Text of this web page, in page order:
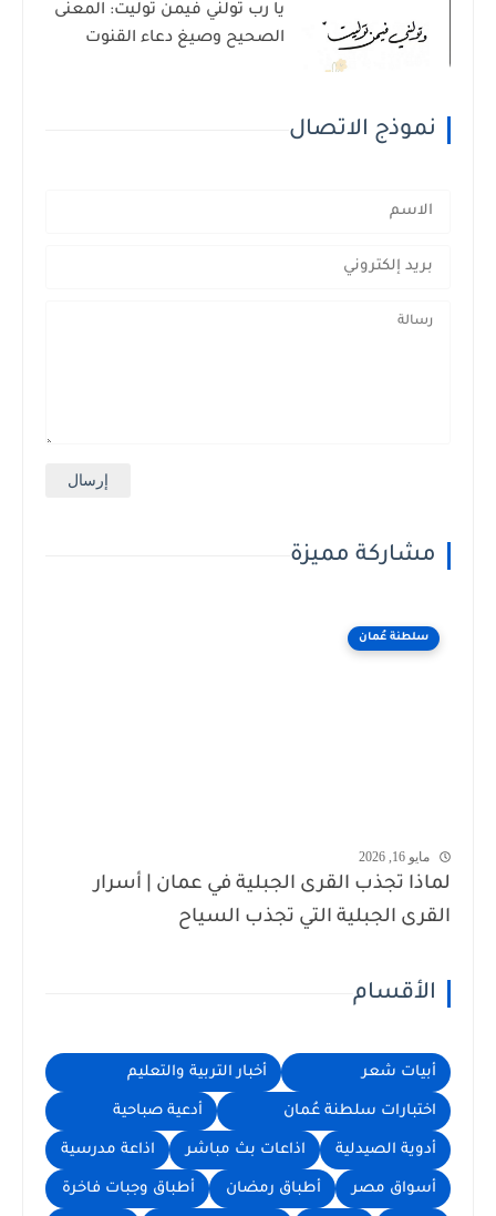
يا رب تولَّني فيمن تولَّيت: المعنى
الصحيح وصيغ دعاء القنوت
نموذج الاتصال
مشاركة مميزة
سلطنة عُمان
مايو 16, 2026
لماذا تجذب القرى الجبلية في عمان | أسرار
القرى الجبلية التي تجذب السياح
الأقسام
أبيات شعر أخبار التربية والتعليم
اختبارات سلطنة عُمان أدعية صباحية
أدوية الصيدلية اذاعات بث مباشر اذاعة مدرسية
أسواق مصر أطباق رمضان أطباق وجبات فاخرة